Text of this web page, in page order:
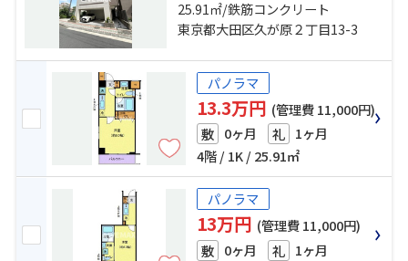
東急池上線「池上」駅 徒歩19分
25.91㎡/鉄筋コンクリート
東京都大田区久が原２丁目13-3
パノラマ
13.3万円 (管理費 11,000円)
敷 0ヶ月 礼 1ヶ月
4階 / 1K / 25.91㎡
パノラマ
13万円 (管理費 11,000円)
敷 0ヶ月 礼 1ヶ月